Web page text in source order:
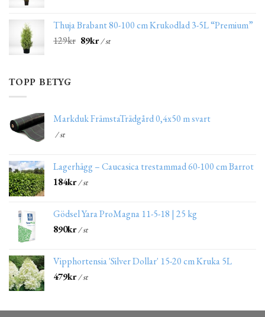
Thuja Brabant 80-100 cm Krukodlad 3-5L “Premium”
129kr 89kr/ st
TOPP BETYG
Markduk FrämstaTrädgård 0,4x50 m svart
/ st
Lagerhägg – Caucasica trestammad 60-100 cm Barrot
184kr/ st
Gödsel Yara ProMagna 11-5-18 | 25 kg
890kr/ st
Vipphortensia 'Silver Dollar' 15-20 cm Kruka 5L
479kr/ st